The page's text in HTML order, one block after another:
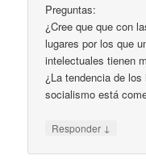
Preguntas:
¿Cree que que con
lugares por los que
intelectuales tienen
¿La tendencia de
socialismo está
Responder ↓